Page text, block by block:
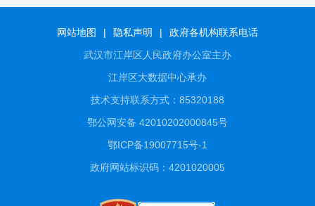
网站地图 | 隐私声明 |
政府各机构联系电话
武汉市江岸区人民政府办公室主办
江岸区大数据中心承办
技术支持联系方式：85320188
鄂公网安备 42010202000845号
鄂ICP备19007715号-1
政府网站标识码：4201020005